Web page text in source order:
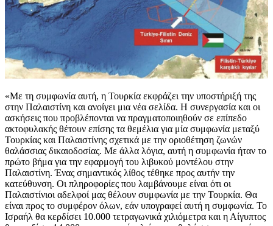
«Με τη συμφωνία αυτή, η Τουρκία εκφράζει την υποστήριξή της
στην Παλαιστίνη και ανοίγει μια νέα σελίδα. Η συνεργασία και οι
ασκήσεις που προβλέπονται να πραγματοποιηθούν σε επίπεδο
ακτοφυλακής θέτουν επίσης τα θεμέλια για μία συμφωνία μεταξύ
Τουρκίας και Παλαιστίνης σχετικά με την οριοθέτηση ζωνών
θαλάσσιας δικαιοδοσίας. Με άλλα λόγια, αυτή η συμφωνία ήταν το
πρώτο βήμα για την εφαρμογή του λιβυκού μοντέλου στην
Παλαιστίνη. Ένας σημαντικός λίθος τέθηκε προς αυτήν την
κατεύθυνση. Οι πληροφορίες που λαμβάνουμε είναι ότι οι
Παλαιστίνιοι αδελφοί μας θέλουν συμφωνία με την Τουρκία. Θα
είναι προς το συμφέρον όλων, εάν υπογραφεί αυτή η συμφωνία. Το
Ισραήλ θα κερδίσει 10.000 τετραγωνικά χιλιόμετρα και η Αίγυπτος